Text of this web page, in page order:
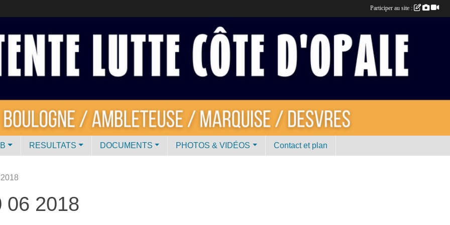
RESULTATS DOCUMENTS PHOTOS & VIDÉOS Contact et plan
06 2018
Participer au site :